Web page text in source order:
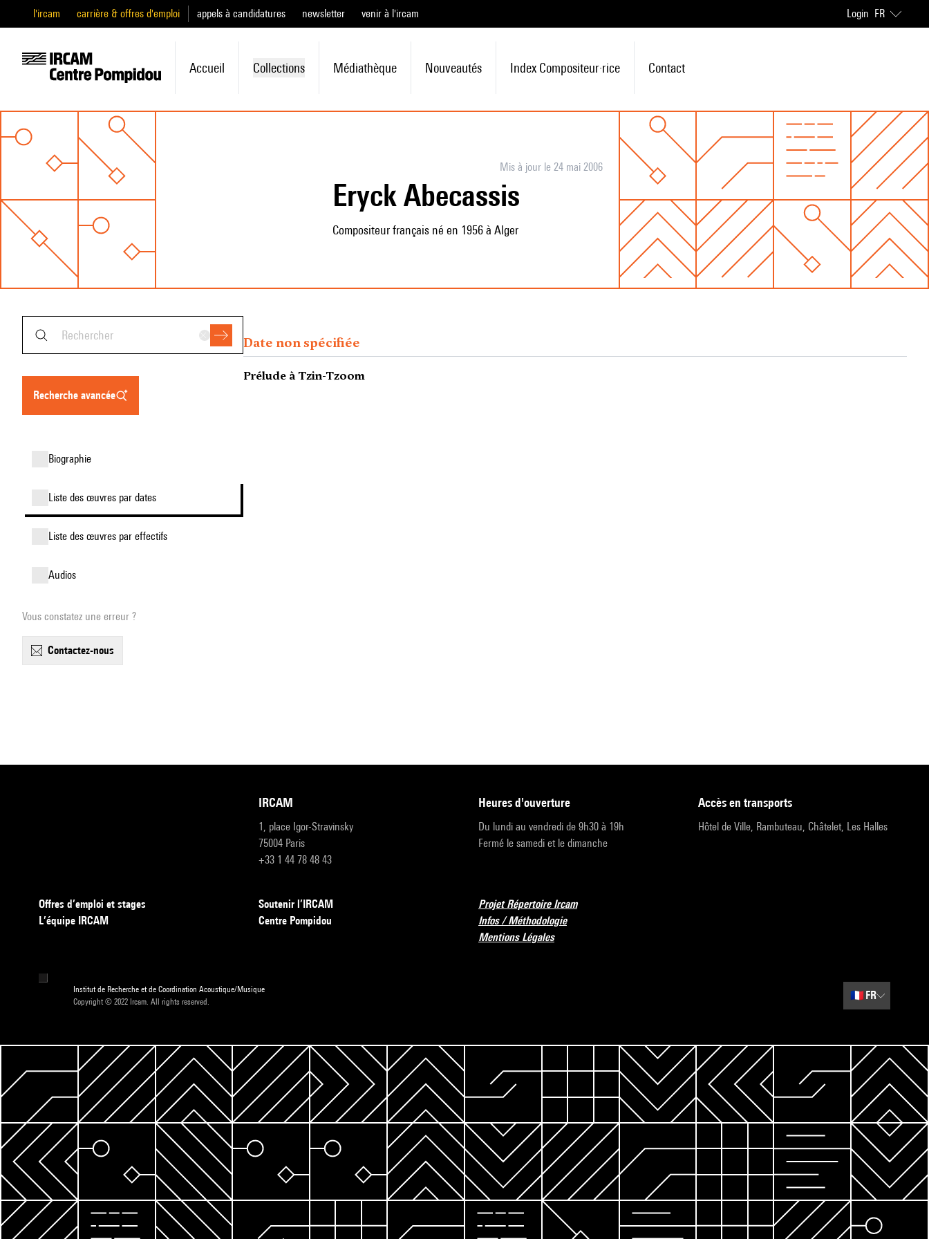
l'ircam carrière & offres d'emploi appels à candidatures newsletter venir à l'ircam Login FR
Accueil Collections Médiathèque Nouveautés Index Compositeur·rice Contact
Mis à jour le 24 mai 2006
Eryck Abecassis
Compositeur français né en 1956 à Alger
recherche avancée
biographie
liste des œuvres par dates
liste des œuvres par effectifs
audios
Vous constatez une erreur ?
contactez-nous
Date non spécifiée
Prélude à Tzin-Tzoom
IRCAM
1, place Igor-Stravinsky
75004 Paris
+33 1 44 78 48 43
heures d'ouverture
Du lundi au vendredi de 9h30 à 19h
Fermé le samedi et le dimanche
accès en transports
Hôtel de Ville, Rambuteau, Châtelet, Les Halles
Offres d’emploi et stages
L’équipe IRCAM
Soutenir l’IRCAM
Centre Pompidou
Projet Répertoire Ircam
Infos / Méthodologie
Mentions Légales
Institut de Recherche et de Coordination Acoustique/Musique
Copyright © 2022 Ircam. All rights reserved.
🇫🇷 FR